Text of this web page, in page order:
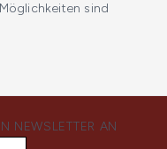
sind
NEWSLETTER AN